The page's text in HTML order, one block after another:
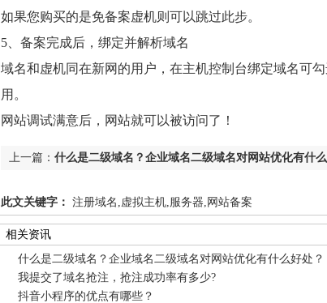
如果您购买的是免备案虚机则可以跳过此步。
5、备案完成后，绑定并解析域名
域名和虚机同在新网的用户，在主机控制台绑定域名可
用。
网站调试满意后，网站就可以被访问了！
上一篇： 什么是二级域名？企业域名二级域名对网站优化有什
此文关键字： 注册域名,虚拟主机,服务器,网站备案
相关资讯
什么是二级域名？企业域名二级域名对网站优化有什么好处？
我提交了域名抢注，抢注成功率有多少?
抖音小程序的优点有哪些？